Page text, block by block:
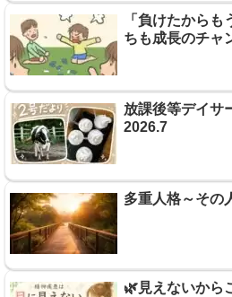
「負けたから
ちも成長のチャ
放課後等デイ
2026.7
多重人格～その
🌿見えないから